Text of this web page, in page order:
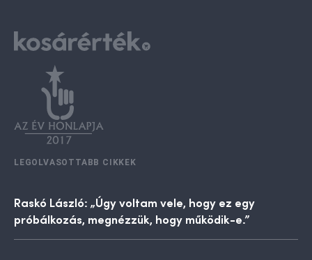
LEGOLVASOTTABB CIKKEK
Raskó László: „Úgy voltam vele, hogy ez egy
próbálkozás, megnézzük, hogy működik-e.”